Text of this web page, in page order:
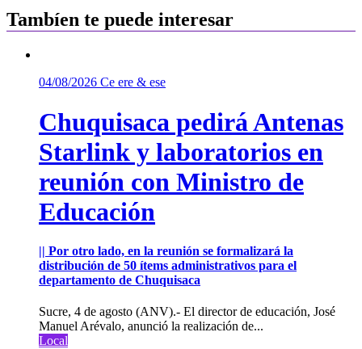
Tambíen te puede interesar
04/08/2026 Ce ere & ese
Chuquisaca pedirá Antenas
Starlink y laboratorios en
reunión con Ministro de
Educación
|| Por otro lado, en la reunión se formalizará la
distribución de 50 ítems administrativos para el
departamento de Chuquisaca
Sucre, 4 de agosto (ANV).- El director de educación, José
Manuel Arévalo, anunció la realización de...
Local